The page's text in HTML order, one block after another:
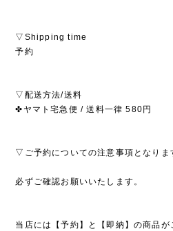
▽Shipping time
予約
▽配送方法/送料
✤ヤマト宅急便 / 送料一律 580円
▽ご予約についての注意事項となり
必ずご確認お願いいたします。
当店には【予約】と【即納】の商品が